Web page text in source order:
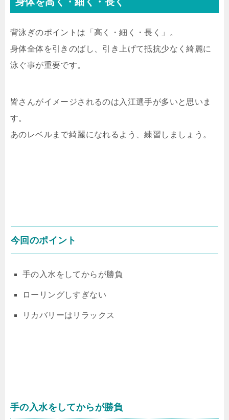
背泳ぎのポイントは「高く・細く・長く」。
身体全体を引きのばし、引き上げて抵抗少なく綺麗に
泳ぐ事が重要です。
皆さんがイメージされるのは入江選手が多いと思いま
す。
あのレベルまで綺麗になれるよう、練習しましょう。
今回のポイント
手の入水をしてからが勝負
ローリングしすぎない
リカバリーはリラックス
手の入水をしてからが勝負